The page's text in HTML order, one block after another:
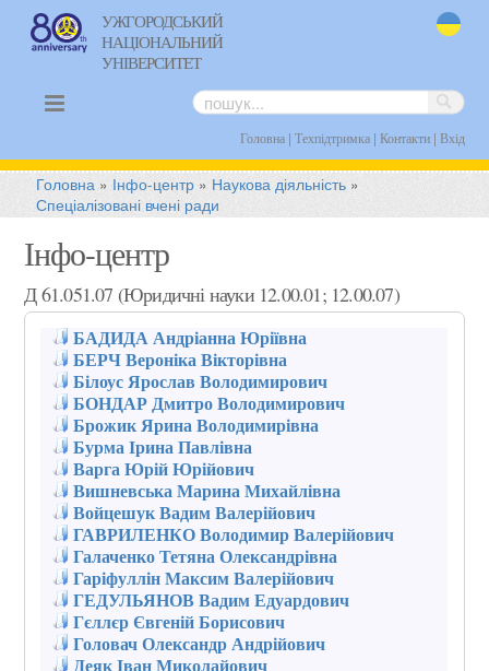
УЖГОРОДСЬКИЙ
НАЦІОНАЛЬНИЙ
УНІВЕРСИТЕТ
Головна| Техпідтримка| Контакти| Вхід
Головна » Інфо-центр » Наукова діяльність »
Спеціалізовані вчені ради
Інфо-центр
Д 61.051.07 (Юридичні науки 12.00.01; 12.00.07)
БАДИДА Андріанна Юріївна
БЕРЧ Вероніка Вікторівна
Білоус Ярослав Володимирович
БОНДАР Дмитро Володимирович
Брожик Ярина Володимирівна
Бурма Ірина Павлівна
Варга Юрій Юрійович
Вишневська Марина Михайлівна
Войцешук Вадим Валерійович
ГАВРИЛЕНКО Володимир Валерійович
Галаченко Тетяна Олександрівна
Гаріфуллін Максим Валерійович
ГЕДУЛЬЯНОВ Вадим Едуардович
Гєллєр Євгеній Борисович
Головач Олександр Андрійович
Деяк Іван Миколайович